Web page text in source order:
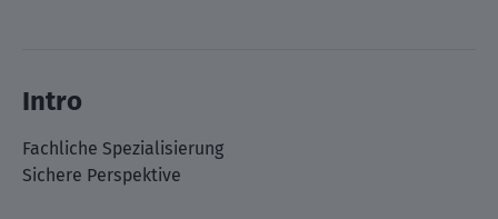
Intro
Fachliche Spezialisierung
Sichere Perspektive